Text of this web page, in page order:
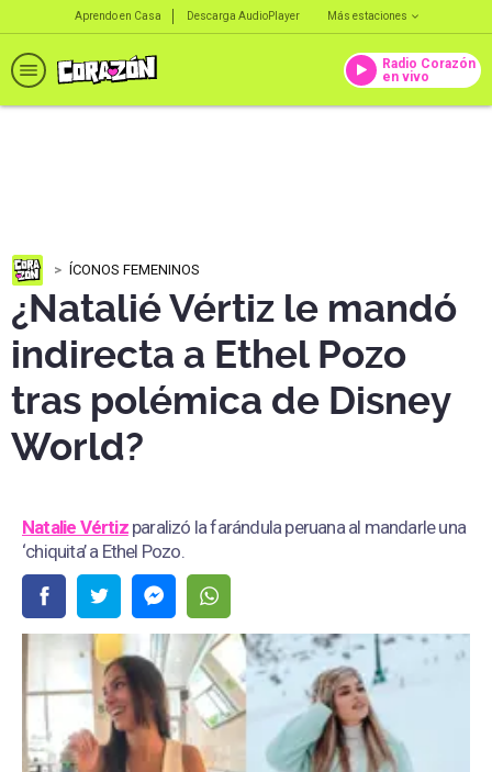
Aprendo en Casa Descarga AudioPlayer Más estaciones
Radio Corazón
en vivo
ÍCONOS FEMENINOS
¿Natalié Vértiz le mandó
indirecta a Ethel Pozo
tras polémica de Disney
World?
Natalie Vértiz paralizó la farándula peruana al mandarle una
‘chiquita’ a Ethel Pozo.